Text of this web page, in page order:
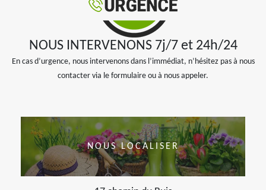
NOUS INTERVENONS 7j/7 et 24h/24
En cas d’urgence, nous intervenons dans l’immédiat, n’hésitez pas à nous
contacter via le formulaire ou à nous appeler.
NOUS LOCALISER